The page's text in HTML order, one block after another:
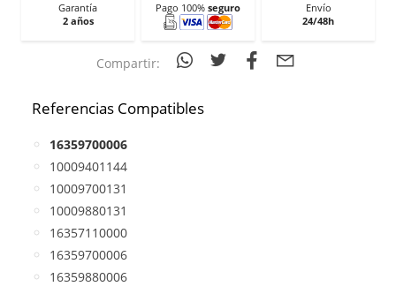
Garantía
2 años
Pago 100% seguro
Envío
24/48h
Compartir:
Referencias Compatibles
16359700006
10009401144
10009700131
10009880131
16357110000
16359700006
16359880006